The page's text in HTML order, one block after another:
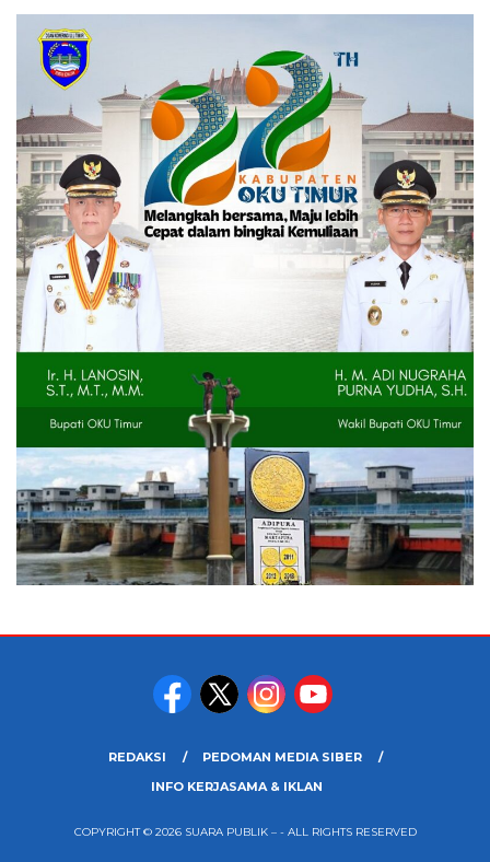
REDAKSI
PEDOMAN MEDIA SIBER
INFO KERJASAMA & IKLAN
COPYRIGHT © 2026 SUARA PUBLIK – - ALL RIGHTS RESERVED